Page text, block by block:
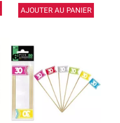
AJOUTER AU PANIER